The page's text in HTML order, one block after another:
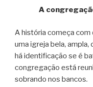
A
A história começa com
uma igreja bela, ampla,
há identificação se é
congregação está
sobrando nos bancos.